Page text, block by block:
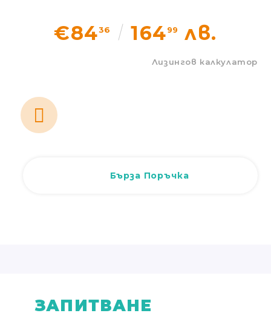
€8436 16499 лв.
Лизингов калкулатор
Бърза Поръчка
ЗАПИТВАНЕ